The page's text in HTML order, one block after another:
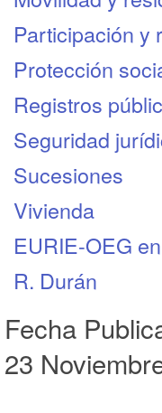
Participación y
Protección
Registros
Seguridad
Sucesiones
Vivienda
EURIE-OEG
R. Durán
Fecha
23